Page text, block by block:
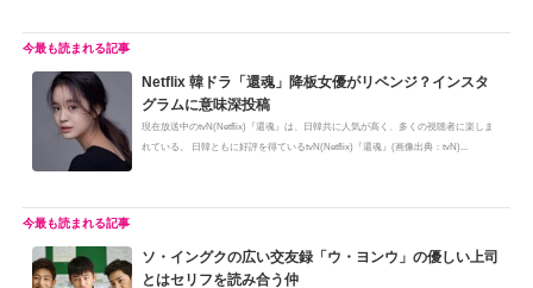
Netflix 韓ドラ「還魂」降板女優がリベンジ？インスタ
グラムに意味深投稿
現在放送中のtvN(Netflix)『還魂』は、日韓共に人気が高く、多くの視聴者に楽しま
れている。 日韓ともに好評を得ているtvN(Netflix)『還魂』(画像出典：tvN)...
ソ・イングクの広い交友録「ウ・ヨンウ」の優しい上司
とはセリフを読み合う仲